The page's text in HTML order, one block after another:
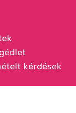
kérdések